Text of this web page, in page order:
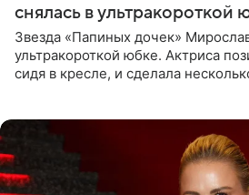
снялась в ультракороткой
Звезда «Папиных дочек»
ультракороткой юбке. Актриса
сидя в кресле, и сделала